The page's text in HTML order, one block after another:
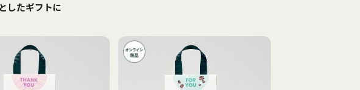
したギフトに